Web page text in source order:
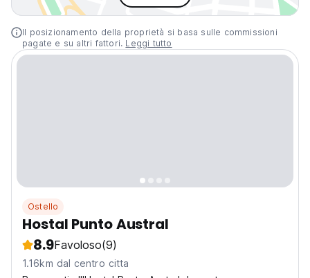
Il posizionamento della proprietà si basa sulle commissioni
pagate e su altri fattori. Leggi tutto
Ostello
Hostal Punto Austral
8.9Favoloso(9)
1.16km dal centro citta